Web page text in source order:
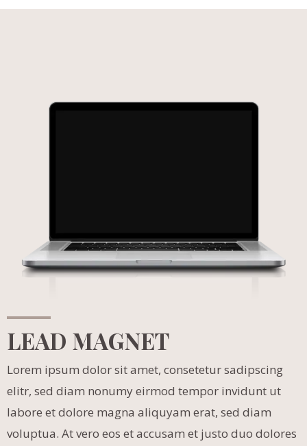
LEAD MAGNET
Lorem ipsum dolor sit amet, consetetur sadipscing
elitr, sed diam nonumy eirmod tempor invidunt ut
labore et dolore magna aliquyam erat, sed diam
voluptua. At vero eos et accusam et justo duo dolores